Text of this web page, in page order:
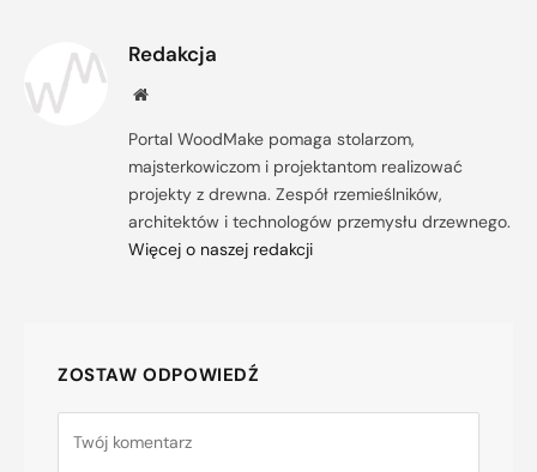
Redakcja
Strona
Portal WoodMake pomaga stolarzom,
majsterkowiczom i projektantom realizować
projekty z drewna. Zespół rzemieślników,
architektów i technologów przemysłu drzewnego.
Więcej o naszej redakcji
ZOSTAW ODPOWIEDŹ